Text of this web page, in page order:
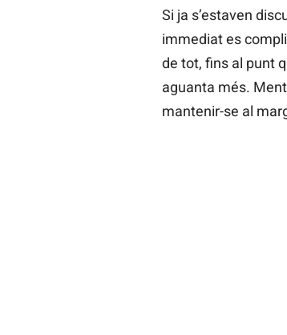
Si ja s’estaven
immediat es
de tot, fins al punt
aguanta més.
mantenir-se al